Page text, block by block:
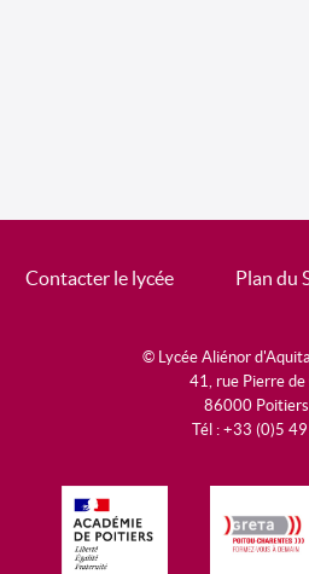
Contacter le lycée Plan du
© Lycée Aliénor
41, rue Pierre
86000
Tél : +33 (0)5